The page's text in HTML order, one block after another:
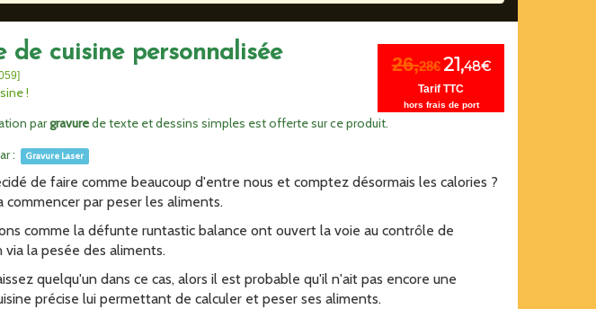
de cuisine personnalisée
!
26,28€21,48€
Tarif TTC
hors frais de port
pargravurede texte et dessins simples est offerte sur ce produit.
:
Gravure Laser
de faire comme beaucoup d'entre nous et comptez désormais les calories ?
commencer par peser les aliments.
comme la défunte runtastic balance ont ouvert la voie au contrôle de
la pesée des aliments.
quelqu'un dans ce cas, alors il est probable qu'il n'ait pas encore une
précise lui permettant de calculer et peser ses aliments.